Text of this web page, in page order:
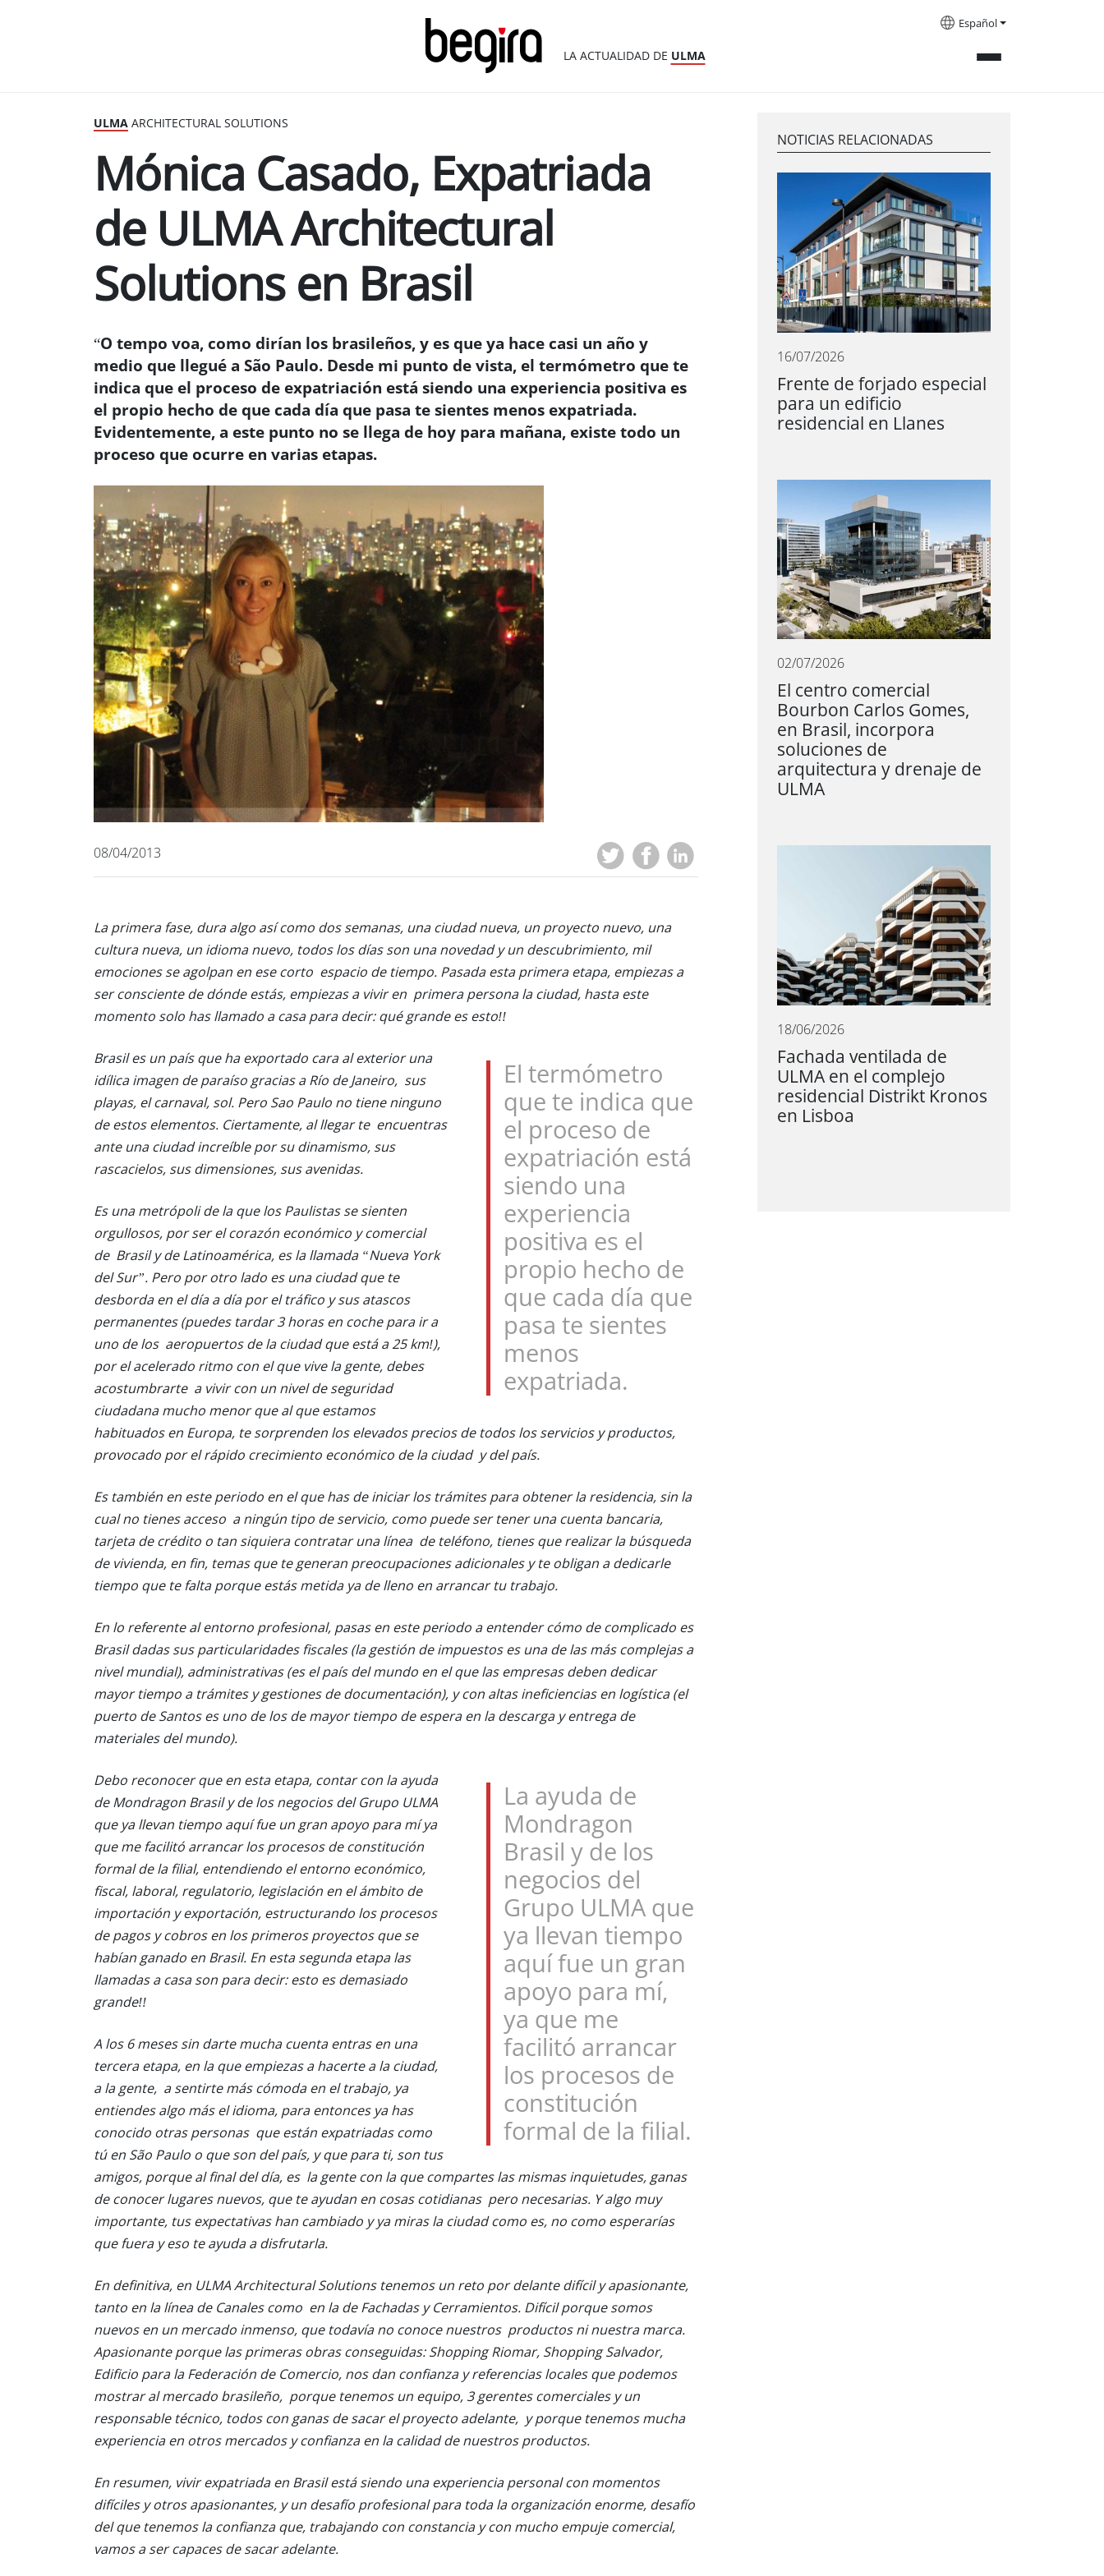
LA ACTUALIDAD DE ULMA
Español
ULMA ARCHITECTURAL SOLUTIONS
Mónica Casado, Expatriada
de ULMA Architectural
Solutions en Brasil
“O tempo voa, como dirían los brasileños, y es que ya hace casi un año y
medio que llegué a São Paulo. Desde mi punto de vista, el termómetro que te
indica que el proceso de expatriación está siendo una experiencia positiva es
el propio hecho de que cada día que pasa te sientes menos expatriada.
Evidentemente, a este punto no se llega de hoy para mañana, existe todo un
proceso que ocurre en varias etapas.
08/04/2013
La primera fase, dura algo así como dos semanas, una ciudad nueva, un proyecto nuevo, una
cultura nueva, un idioma nuevo, todos los días son una novedad y un descubrimiento, mil
emociones se agolpan en ese corto espacio de tiempo. Pasada esta primera etapa, empiezas a
ser consciente de dónde estás, empiezas a vivir en primera persona la ciudad, hasta este
momento solo has llamado a casa para decir: qué grande es esto!!
El termómetro
que te indica que
el proceso de
expatriación está
siendo una
experiencia
positiva es el
propio hecho de
que cada día que
pasa te sientes
menos
expatriada.
Brasil es un país que ha exportado cara al exterior una
idílica imagen de paraíso gracias a Río de Janeiro, sus
playas, el carnaval, sol. Pero Sao Paulo no tiene ninguno
de estos elementos. Ciertamente, al llegar te encuentras
ante una ciudad increíble por su dinamismo, sus
rascacielos, sus dimensiones, sus avenidas.
Es una metrópoli de la que los Paulistas se sienten
orgullosos, por ser el corazón económico y comercial
de Brasil y de Latinoamérica, es la llamada “Nueva York
del Sur”. Pero por otro lado es una ciudad que te
desborda en el día a día por el tráfico y sus atascos
permanentes (puedes tardar 3 horas en coche para ir a
uno de los aeropuertos de la ciudad que está a 25 km!),
por el acelerado ritmo con el que vive la gente, debes
acostumbrarte a vivir con un nivel de seguridad
ciudadana mucho menor que al que estamos
habituados en Europa, te sorprenden los elevados precios de todos los servicios y productos,
provocado por el rápido crecimiento económico de la ciudad y del país.
Es también en este periodo en el que has de iniciar los trámites para obtener la residencia, sin la
cual no tienes acceso a ningún tipo de servicio, como puede ser tener una cuenta bancaria,
tarjeta de crédito o tan siquiera contratar una línea de teléfono, tienes que realizar la búsqueda
de vivienda, en fin, temas que te generan preocupaciones adicionales y te obligan a dedicarle
tiempo que te falta porque estás metida ya de lleno en arrancar tu trabajo.
En lo referente al entorno profesional, pasas en este periodo a entender cómo de complicado es
Brasil dadas sus particularidades fiscales (la gestión de impuestos es una de las más complejas a
nivel mundial), administrativas (es el país del mundo en el que las empresas deben dedicar
mayor tiempo a trámites y gestiones de documentación), y con altas ineficiencias en logística (el
puerto de Santos es uno de los de mayor tiempo de espera en la descarga y entrega de
materiales del mundo).
La ayuda de
Mondragon
Brasil y de los
negocios del
Grupo ULMA que
ya llevan tiempo
aquí fue un gran
apoyo para mí,
ya que me
facilitó arrancar
los procesos de
constitución
formal de la filial.
Debo reconocer que en esta etapa, contar con la ayuda
de Mondragon Brasil y de los negocios del Grupo ULMA
que ya llevan tiempo aquí fue un gran apoyo para mí ya
que me facilitó arrancar los procesos de constitución
formal de la filial, entendiendo el entorno económico,
fiscal, laboral, regulatorio, legislación en el ámbito de
importación y exportación, estructurando los procesos
de pagos y cobros en los primeros proyectos que se
habían ganado en Brasil. En esta segunda etapa las
llamadas a casa son para decir: esto es demasiado
grande!!
A los 6 meses sin darte mucha cuenta entras en una
tercera etapa, en la que empiezas a hacerte a la ciudad,
a la gente, a sentirte más cómoda en el trabajo, ya
entiendes algo más el idioma, para entonces ya has
conocido otras personas que están expatriadas como
tú en São Paulo o que son del país, y que para ti, son tus
amigos, porque al final del día, es la gente con la que compartes las mismas inquietudes, ganas
de conocer lugares nuevos, que te ayudan en cosas cotidianas pero necesarias. Y algo muy
importante, tus expectativas han cambiado y ya miras la ciudad como es, no como esperarías
que fuera y eso te ayuda a disfrutarla.
En definitiva, en ULMA Architectural Solutions tenemos un reto por delante difícil y apasionante,
tanto en la línea de Canales como en la de Fachadas y Cerramientos. Difícil porque somos
nuevos en un mercado inmenso, que todavía no conoce nuestros productos ni nuestra marca.
Apasionante porque las primeras obras conseguidas: Shopping Riomar, Shopping Salvador,
Edificio para la Federación de Comercio, nos dan confianza y referencias locales que podemos
mostrar al mercado brasileño, porque tenemos un equipo, 3 gerentes comerciales y un
responsable técnico, todos con ganas de sacar el proyecto adelante, y porque tenemos mucha
experiencia en otros mercados y confianza en la calidad de nuestros productos.
En resumen, vivir expatriada en Brasil está siendo una experiencia personal con momentos
difíciles y otros apasionantes, y un desafío profesional para toda la organización enorme, desafío
del que tenemos la confianza que, trabajando con constancia y con mucho empuje comercial,
vamos a ser capaces de sacar adelante.
NOTICIAS RELACIONADAS
16/07/2026
Frente de forjado especial
para un edificio
residencial en Llanes
02/07/2026
El centro comercial
Bourbon Carlos Gomes,
en Brasil, incorpora
soluciones de
arquitectura y drenaje de
ULMA
18/06/2026
Fachada ventilada de
ULMA en el complejo
residencial Distrikt Kronos
en Lisboa